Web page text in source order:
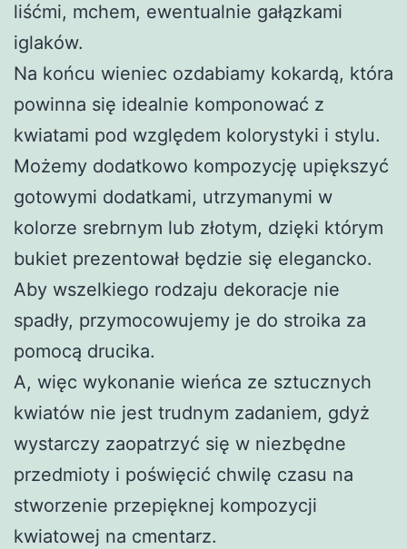
liśćmi, mchem, ewentualnie gałązkami
iglaków.
Na końcu wieniec ozdabiamy kokardą, która
powinna się idealnie komponować z
kwiatami pod względem kolorystyki i stylu.
Możemy dodatkowo kompozycję upiększyć
gotowymi dodatkami, utrzymanymi w
kolorze srebrnym lub złotym, dzięki którym
bukiet prezentował będzie się elegancko.
Aby wszelkiego rodzaju dekoracje nie
spadły, przymocowujemy je do stroika za
pomocą drucika.
A, więc wykonanie wieńca ze sztucznych
kwiatów nie jest trudnym zadaniem, gdyż
wystarczy zaopatrzyć się w niezbędne
przedmioty i poświęcić chwilę czasu na
stworzenie przepięknej kompozycji
kwiatowej na cmentarz.